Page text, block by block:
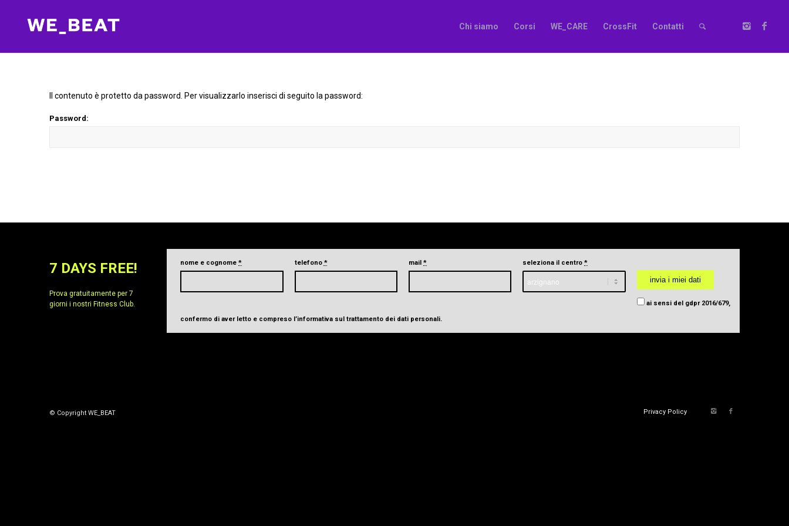
Chi siamo Corsi WE_CARE CrossFit Contatti
Il contenuto è protetto da password. Per visualizzarlo inserisci di seguito la password:
Password:
7 DAYS FREE!
Prova gratuitamente per 7
giorni i nostri Fitness Club.
nome e cognome* telefono * mail* seleziona il centro*
ai sensi del gdpr 2016/679,
confermo di aver letto e compreso l’informativa sul trattamento dei dati personali.
© Copyright WE_BEAT Privacy Policy